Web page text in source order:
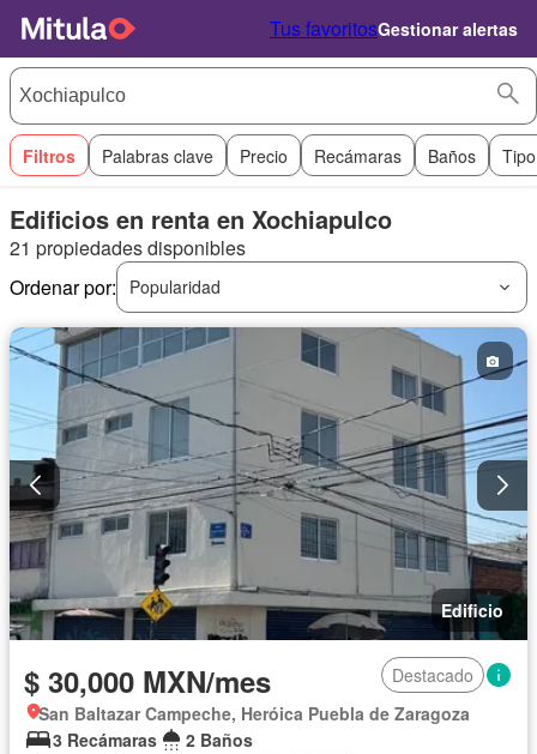
Tus favoritosGestionar alertas
Filtros Palabras clave Precio Recámaras Baños
Edificios en renta en Xochiapulco
21 propiedades disponibles
Ordenar por:
Popularidad
Edificio
$ 30,000 MXN/mes
Destacado
San Baltazar Campeche, Heróica Puebla de Zaragoza
3 Recámaras
2 Baños